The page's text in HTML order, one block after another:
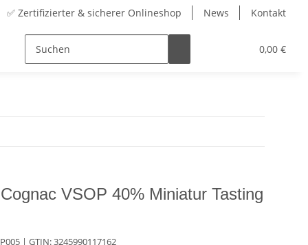
✅ Zertifizierter & sicherer Onlineshop News Kontakt
0,00 €
Sortiment Adventskalender
VSOP 40% Miniatur Tasting
| GTIN:3245990117162